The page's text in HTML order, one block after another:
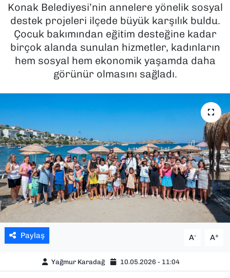
Konak Belediyesi’nin annelere yönelik sosyal
destek projeleri ilçede büyük karşılık buldu.
Çocuk bakımından eğitim desteğine kadar
birçok alanda sunulan hizmetler, kadınların
hem sosyal hem ekonomik yaşamda daha
görünür olmasını sağladı.
Paylaş A- A+
Yağmur Karadağ 10.05.2026 - 11:04
MAGAZİN
POLİTİKA
SAĞLIK
SPOR
TEKNOLOJİ
YAŞAM
YEREL YÖNETİMLER
Haber Arşivi